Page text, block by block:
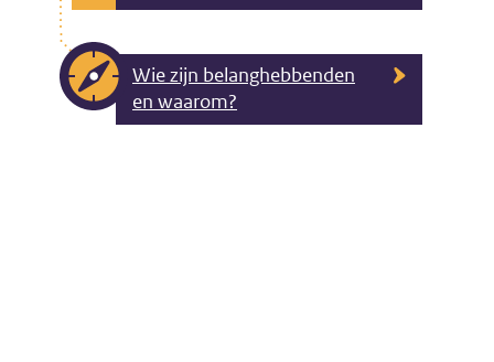
Wie zijn belanghebbenden
en waarom?